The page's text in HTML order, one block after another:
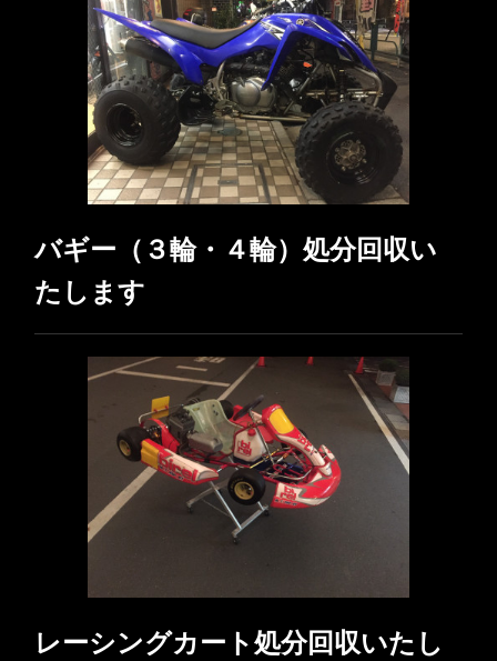
バギー（３輪・４輪）処分回収い
たします
レーシングカート処分回収いたし